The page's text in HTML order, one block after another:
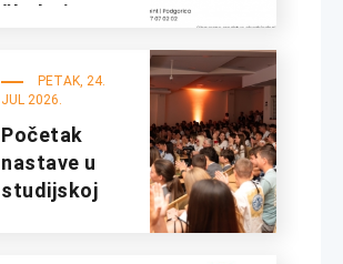
školarine na
PETAK, 24.
JUL 2026.
Početak
nastave u
studijskoj